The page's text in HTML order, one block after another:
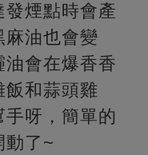
煙點時會產
麻油也會變
會在爆香香
飯和蒜頭雞
呀，簡單的
動了~